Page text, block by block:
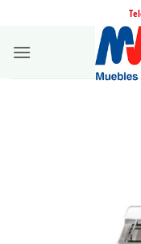
contenido